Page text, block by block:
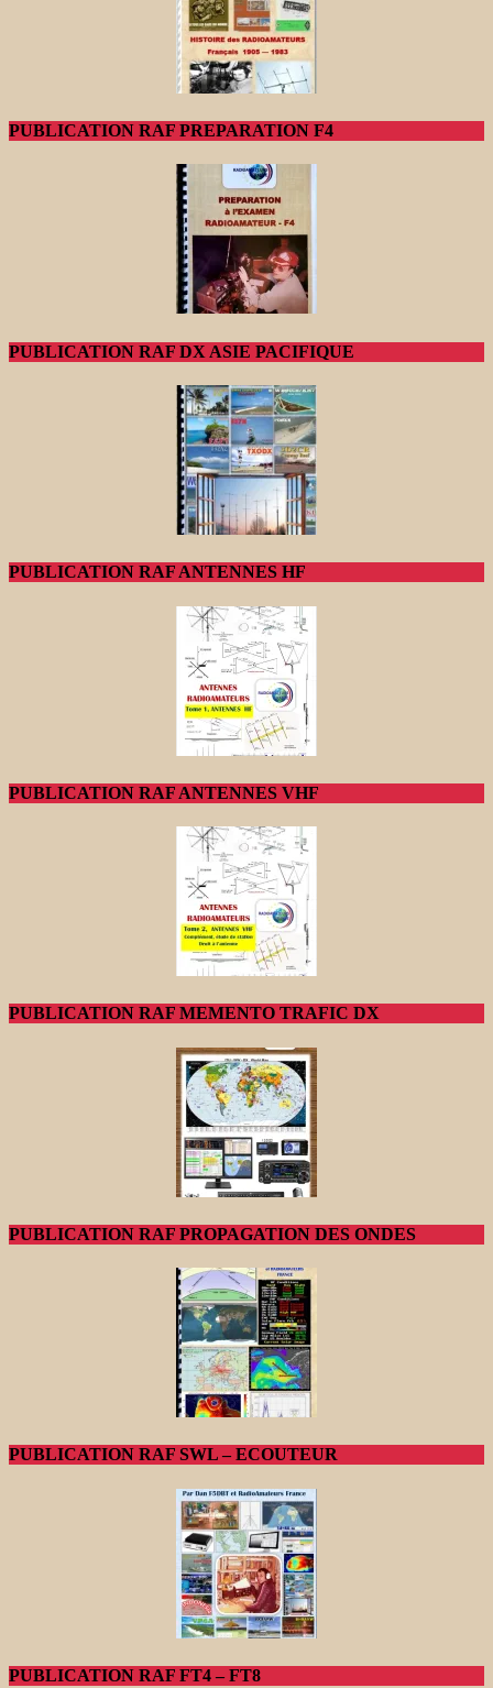
PUBLICATION RAF PREPARATION F4
PUBLICATION RAF DX ASIE PACIFIQUE
PUBLICATION RAF ANTENNES HF
PUBLICATION RAF ANTENNES VHF
PUBLICATION RAF MEMENTO TRAFIC DX
PUBLICATION RAF PROPAGATION DES ONDES
PUBLICATION RAF SWL – ECOUTEUR
PUBLICATION RAF FT4 – FT8